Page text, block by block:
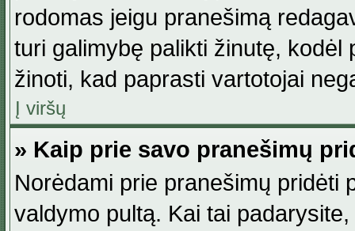
rodomas jeigu pranešimą
turi galimybę palikti žinutę, kodėl
žinoti, kad paprasti vartotojai
Į viršų
» Kaip prie savo pranešimų
Norėdami prie pranešimų pridėti
valdymo pultą. Kai tai